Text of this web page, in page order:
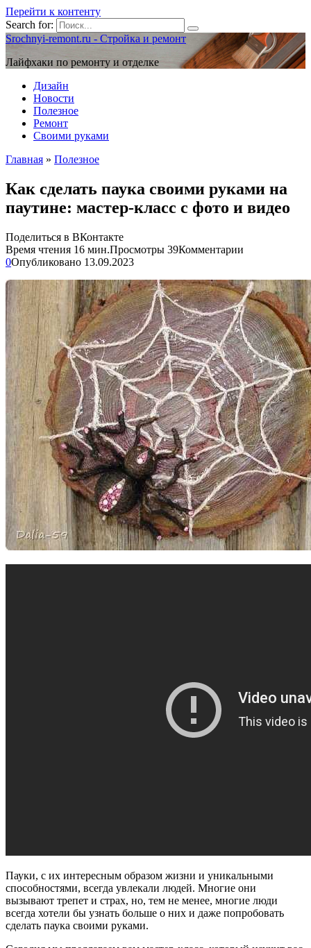
Перейти к контенту
Search for:
Srochnyi-remont.ru - Стройка и ремонт
Лайфхаки по ремонту и отделке
Дизайн
Новости
Полезное
Ремонт
Своими руками
Главная » Полезное
Как сделать паука своими руками на
паутине: мастер-класс с фото и видео
Поделиться в ВКонтакте
Время чтения 16 мин.Просмотры 39Комментарии
0Опубликовано 13.09.2023
Пауки, с их интересным образом жизни и уникальными
способностями, всегда увлекали людей. Многие они
вызывают трепет и страх, но, тем не менее, многие люди
всегда хотели бы узнать больше о них и даже попробовать
сделать паука своими руками.